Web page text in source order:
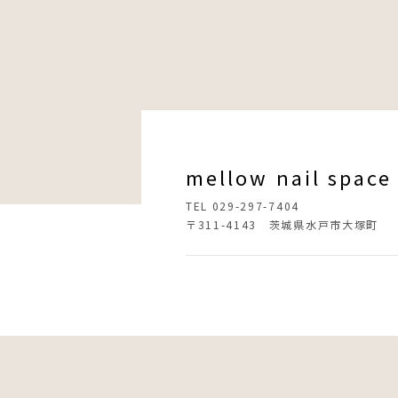
mellow nail space
TEL 029-297-7404
〒311-4143 茨城県水戸市大塚町